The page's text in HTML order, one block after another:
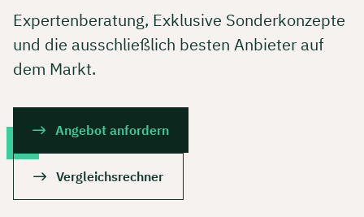
Expertenberatung, Exklusive Sonderkonzepte
und die ausschließlich besten Anbieter auf
dem Markt.
Angebot anfordern
Vergleichsrechner